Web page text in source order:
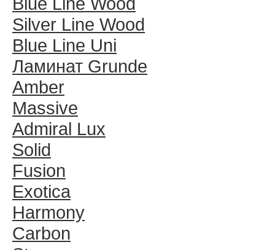
Silver Line Wood
Blue Line Uni
Ламинат Grunde
Amber
Massive
Admiral Lux
Solid
Fusion
Exotica
Harmony
Carbon